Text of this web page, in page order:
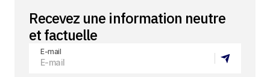
Recevez une information neutre
et factuelle
E-mail